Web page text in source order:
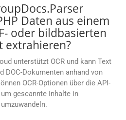
Daten aus einem
oder bildbasierten
extrahieren?
unterstützt OCR und kann Text
DOC-Dokumenten anhand von
OCR-Optionen über die API-
gescannte Inhalte in